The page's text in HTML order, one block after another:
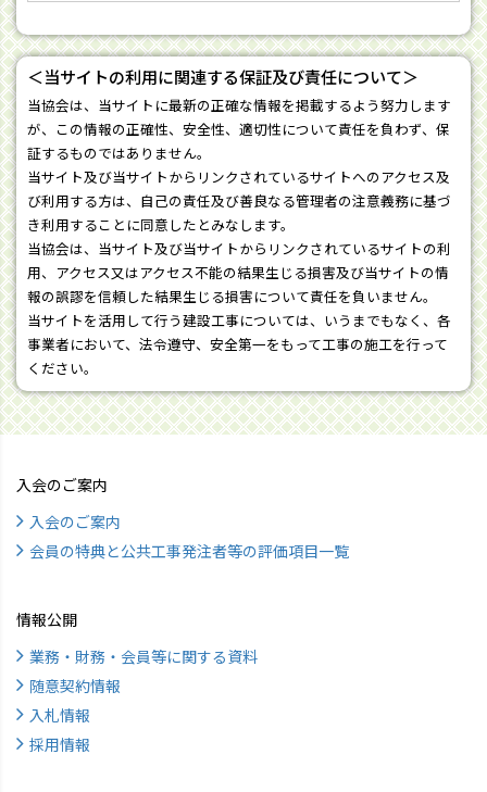
＜当サイトの利用に関連する保証及び責任について＞
当協会は、当サイトに最新の正確な情報を掲載するよう努力します
が、この情報の正確性、安全性、適切性について責任を負わず、保
証するものではありません。
当サイト及び当サイトからリンクされているサイトへのアクセス及
び利用する方は、自己の責任及び善良なる管理者の注意義務に基づ
き利用することに同意したとみなします。
当協会は、当サイト及び当サイトからリンクされているサイトの利
用、アクセス又はアクセス不能の結果生じる損害及び当サイトの情
報の誤謬を信頼した結果生じる損害について責任を負いません。
当サイトを活用して行う建設工事については、いうまでもなく、各
事業者において、法令遵守、安全第一をもって工事の施工を行って
ください。
入会のご案内
入会のご案内
会員の特典と公共工事発注者等の評価項目一覧
情報公開
業務・財務・会員等に関する資料
随意契約情報
入札情報
採用情報